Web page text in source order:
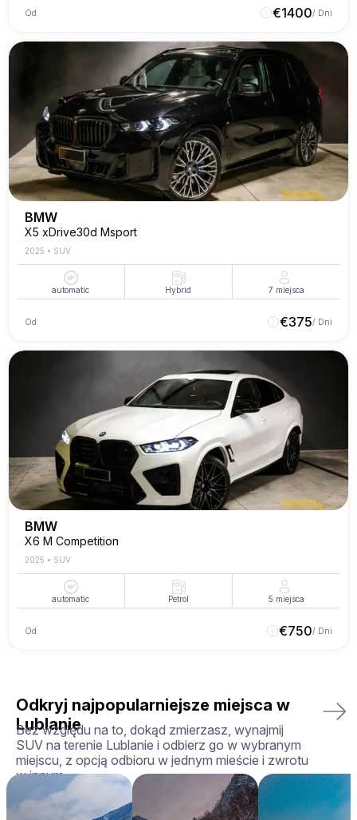
Od €1400/ Dni
BMW
X5 xDrive30d Msport
2025 • SUV
automatic Hybrid 7 miejsca
Od €375/ Dni
BMW
X6 M Competition
2025 • SUV
automatic Petrol 5 miejsca
Od €750/ Dni
Odkryj najpopularniejsze miejsca w
Lublanie
Bez względu na to, dokąd zmierzasz, wynajmij
SUV na terenie Lublanie i odbierz go w wybranym
miejscu, z opcją odbioru w jednym mieście i zwrotu
w innym.